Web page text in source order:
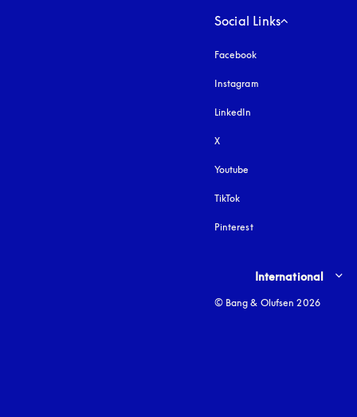
Social Links
Facebook
Instagram
LinkedIn
X
Youtube
TikTok
Pinterest
Select country and
International
© Bang & Olufsen 2026